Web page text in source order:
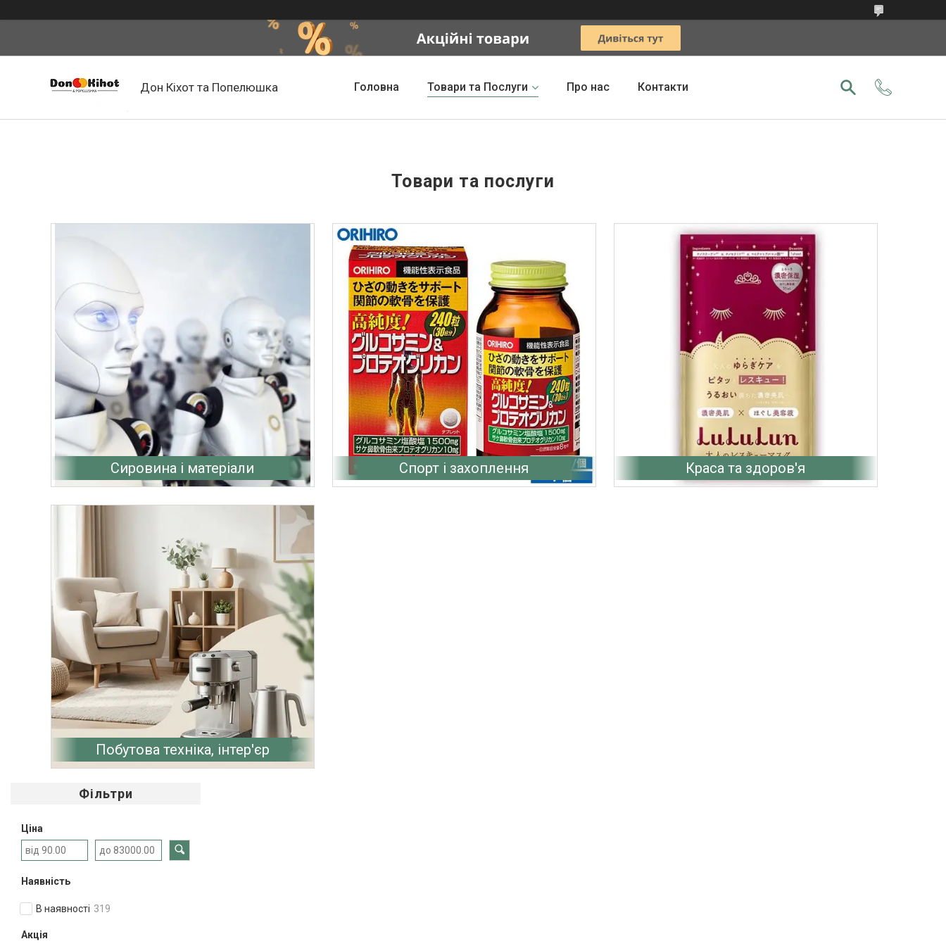
Дон Кіхот та Попелюшка Головна Товари та Послуги Про нас Контакти
Товари та послуги
Сировина і матеріали Спорт і захоплення Краса та здоров'я
Побутова техніка, інтер'єр
Фільтри
Ціна
Наявність
В наявності 319
Акція